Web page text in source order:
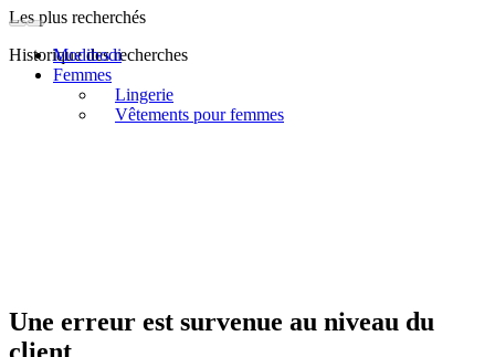
Les plus recherchés
Historique des recherches
Modibodi
Femmes
Lingerie
Vêtements pour femmes
Une erreur est survenue au niveau du